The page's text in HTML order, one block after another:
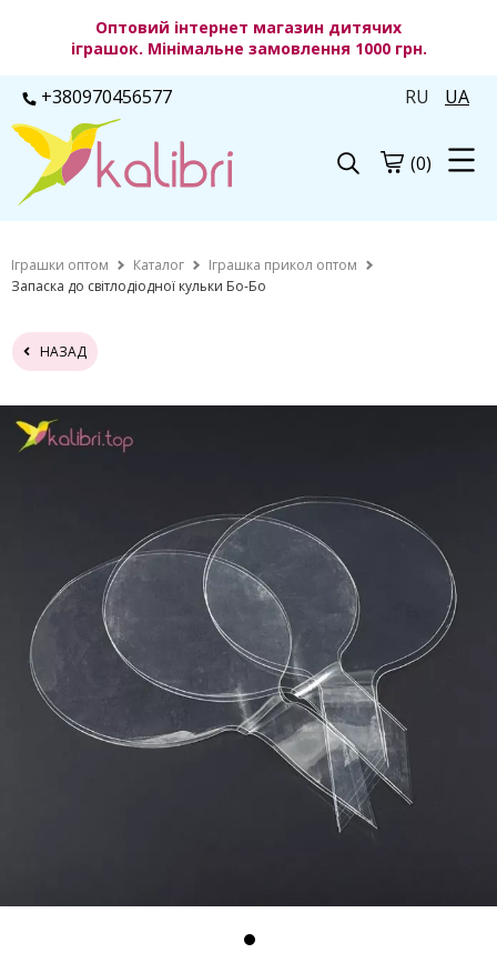
Оптовий інтернет магазин дитячих
іграшок. Мінімальне замовлення 1000 грн.
+380970456577 RU UA
(0)
Іграшки оптом Каталог
Іграшка прикол оптом
Запаска до світлодіодної кульки Бо-Бо
НАЗАД